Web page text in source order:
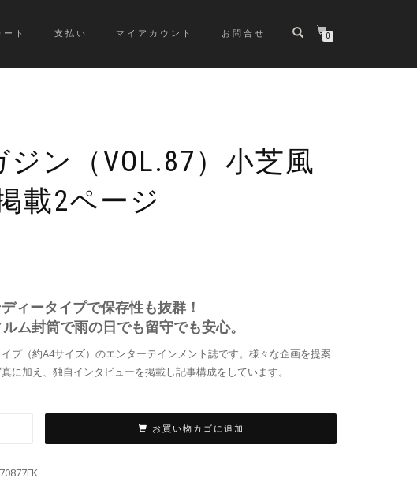
ート 支払い マイアカウント お問合せ 0
ジン（VOL.87）小芝風
載2ページ
ィータイプで保存性も抜群！
ム封筒で雨の日でも留守でも安心。
プ（約A4サイズ）のエンターテインメント誌です。様々な企画を提案
に加え、独自インタビューを掲載し記事構成をしています。
お買い物カゴに追加